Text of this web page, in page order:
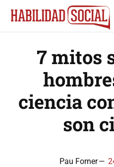
Saltar
navegación
Saltar
7 mitos
ciencia
son
Pau Forner